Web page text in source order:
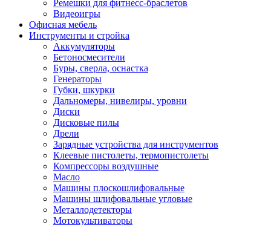
Ремешки для фитнесс-браслетов
Видеоигры
Офисная мебель
Инструменты и стройка
Аккумуляторы
Бетоносмесители
Буры, сверла, оснастка
Генераторы
Губки, шкурки
Дальномеры, нивелиры, уровни
Диски
Дисковые пилы
Дрели
Зарядные устройства для инструментов
Клеевые пистолеты, термопистолеты
Компрессоры воздушные
Масло
Машины плоскошлифовальные
Машины шлифовальные угловые
Металлодетекторы
Мотокультиваторы